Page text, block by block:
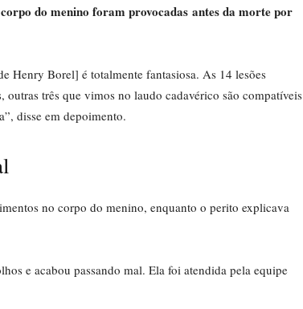
do menino foram provocadas antes da morte por
Henry Borel] é totalmente fantasiosa. As 14 lesões
outras três que vimos no laudo cadavérico são compatíveis
disse em depoimento.
no corpo do menino, enquanto o perito explicava
e acabou passando mal. Ela foi atendida pela equipe